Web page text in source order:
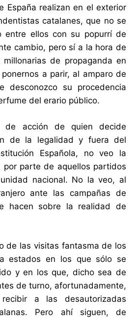
España realizan en el exterior
catalanes, que no se
entre ellos con su popurrí de
cambio, pero sí a la hora de
millonarias de propaganda en
a parir, al amparo de
desconozco su procedencia
del erario público.
de acción de quien decide
de la legalidad y fuera del
Española, no veo la
por parte de aquellos partidos
nacional. No la veo, al
ante las campañas de
hacen sobre la realidad de
de las visitas fantasma de los
estados en los que sólo se
y en los que, dicho sea de
de turno, afortunadamente,
a las desautorizadas
Pero ahí siguen, de